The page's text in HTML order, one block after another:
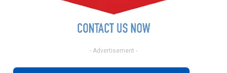
- Advertisement -